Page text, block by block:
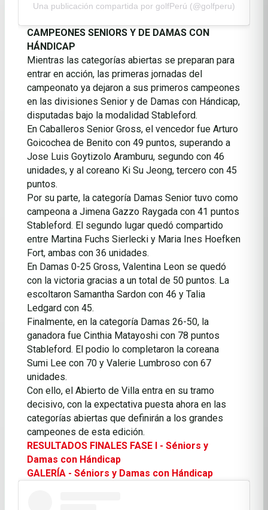
Una publicación compartida por golfPerú (@golfperu)
CAMPEONES SENIORS Y DE DAMAS CON
HÁNDICAP
Mientras las categorías abiertas se preparan para
entrar en acción, las primeras jornadas del
campeonato ya dejaron a sus primeros campeones
en las divisiones Senior y de Damas con Hándicap,
disputadas bajo la modalidad Stableford.
En Caballeros Senior Gross, el vencedor fue Arturo
Goicochea de Benito con 49 puntos, superando a
Jose Luis Goytizolo Aramburu, segundo con 46
unidades, y al coreano Ki Su Jeong, tercero con 45
puntos.
Por su parte, la categoría Damas Senior tuvo como
campeona a Jimena Gazzo Raygada con 41 puntos
Stableford. El segundo lugar quedó compartido
entre Martina Fuchs Sierlecki y Maria Ines Hoefken
Fort, ambas con 36 unidades.
En Damas 0-25 Gross, Valentina Leon se quedó
con la victoria gracias a un total de 50 puntos. La
escoltaron Samantha Sardon con 46 y Talia
Ledgard con 45.
Finalmente, en la categoría Damas 26-50, la
ganadora fue Cinthia Matayoshi con 78 puntos
Stableford. El podio lo completaron la coreana
Sumi Lee con 70 y Valerie Lumbroso con 67
unidades.
Con ello, el Abierto de Villa entra en su tramo
decisivo, con la expectativa puesta ahora en las
categorías abiertas que definirán a los grandes
campeones de esta edición.
RESULTADOS FINALES FASE I - Séniors y
Damas con Hándicap
GALERÍA - Séniors y Damas con Hándicap